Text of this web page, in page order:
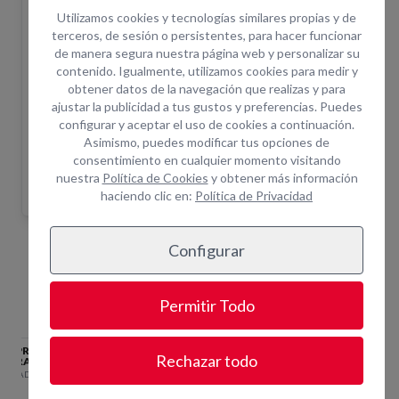
del equipo. Una vez realizada la solicitud un
asesor le confirmará disponibilidad.
¿Cuántas horas incluye el alquiler? + info
¿Por qué alquilar en Opein?
Trabajamos primeras marcas del mercado.
Más de 200 empleados para darte el soporte que
necesitas.
Asistencia técnica in situ y servicio de combustible.
Equipos Relacionados
12BAR
Utilizamos cookies y tecnologías similares propias y de
terceros, de sesión o persistentes, para hacer funcionar
de manera segura nuestra página web y personalizar su
contenido. Igualmente, utilizamos cookies para medir y
obtener datos de la navegación que realizas y para
ajustar la publicidad a tus gustos y preferencias. Puedes
configurar y aceptar el uso de cookies a continuación.
Asimismo, puedes modificar tus opciones de
consentimiento en cualquier momento visitando
nuestra Política de Cookies y obtener más información
haciendo clic en: Política de Privacidad
Configurar
Permitir Todo
Rechazar todo